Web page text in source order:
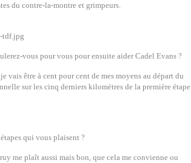
du contre-la-montre et grimpeurs.
vous pour vous pour ensuite aider Cadel Evans ?
vais être à cent pour cent de mes moyens au départ du
sur les cinq derniers kilomètres de la première étape
qui vous plaisent ?
me plaît aussi mais bon, que cela me convienne ou